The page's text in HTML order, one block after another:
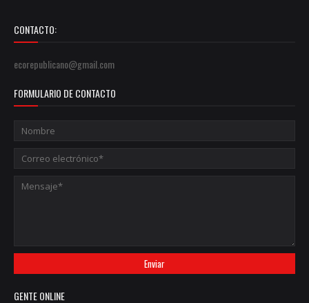
CONTACTO:
ecorepublicano@gmail.com
FORMULARIO DE CONTACTO
GENTE ONLINE